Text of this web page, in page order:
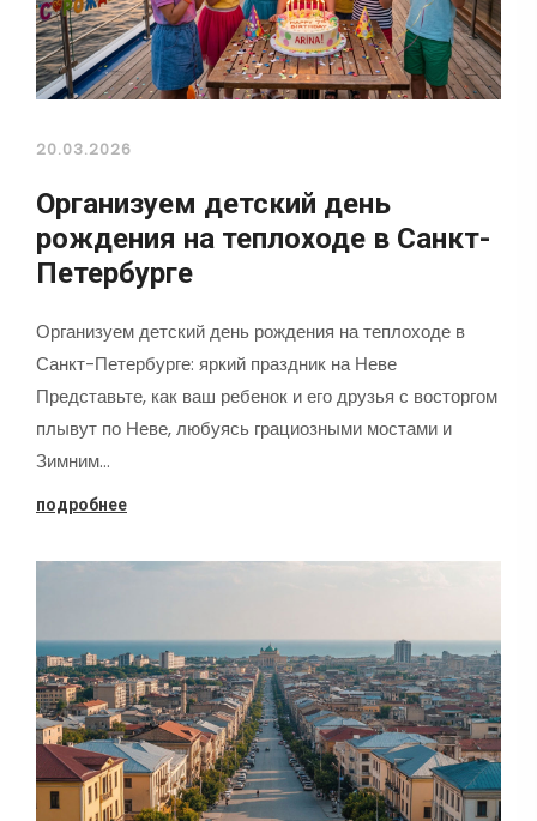
20.03.2026
Организуем детский день
рождения на теплоходе в Санкт-
Петербурге
Организуем детский день рождения на теплоходе в
Санкт-Петербурге: яркий праздник на Неве
Представьте, как ваш ребенок и его друзья с восторгом
плывут по Неве, любуясь грациозными мостами и
Зимним…
подробнее